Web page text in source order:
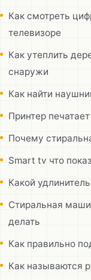
Как смотреть
телевизоре
Как утеплить
снаружи
Как найти
Принтер
Почему
Smart tv что
Какой
Стиральная
делать
Как правильно
Как называются